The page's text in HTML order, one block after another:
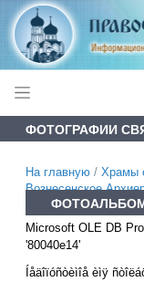
ФОТОГРАФИИ
На главную / Храмы
Вознесенское
Microsoft OLE DB
'80040e14'
Íåäîïóñòèìîå èìÿ